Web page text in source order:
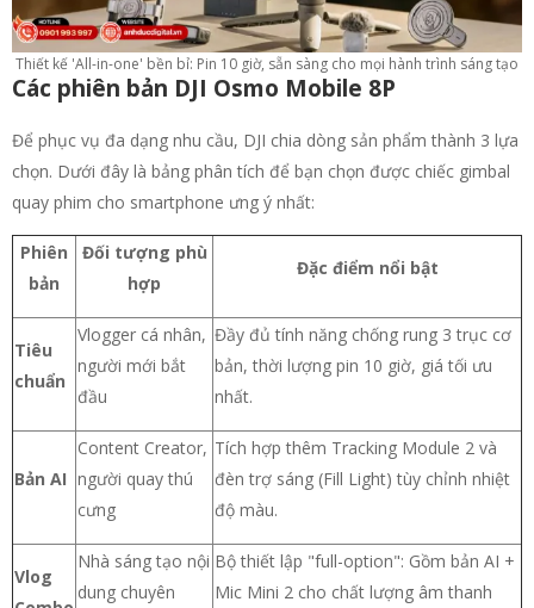
Thiết kế 'All-in-one' bền bỉ: Pin 10 giờ, sẵn sàng cho mọi hành trình sáng tạo
Các phiên bản DJI Osmo Mobile 8P
Để phục vụ đa dạng nhu cầu, DJI chia dòng sản phẩm thành 3 lựa
chọn. Dưới đây là bảng phân tích để bạn chọn được chiếc gimbal
quay phim cho smartphone ưng ý nhất:
Phiên
bản
Đối tượng phù
hợp
Đặc điểm nổi bật
Tiêu
chuẩn
Vlogger cá nhân,
người mới bắt
đầu
Đầy đủ tính năng chống rung 3 trục cơ
bản, thời lượng pin 10 giờ, giá tối ưu
nhất.
Bản AI
Content Creator,
người quay thú
cưng
Tích hợp thêm Tracking Module 2 và
đèn trợ sáng (Fill Light) tùy chỉnh nhiệt
độ màu.
Vlog
Nhà sáng tạo nội
dung chuyên
Bộ thiết lập "full-option": Gồm bản AI +
Mic Mini 2 cho chất lượng âm thanh